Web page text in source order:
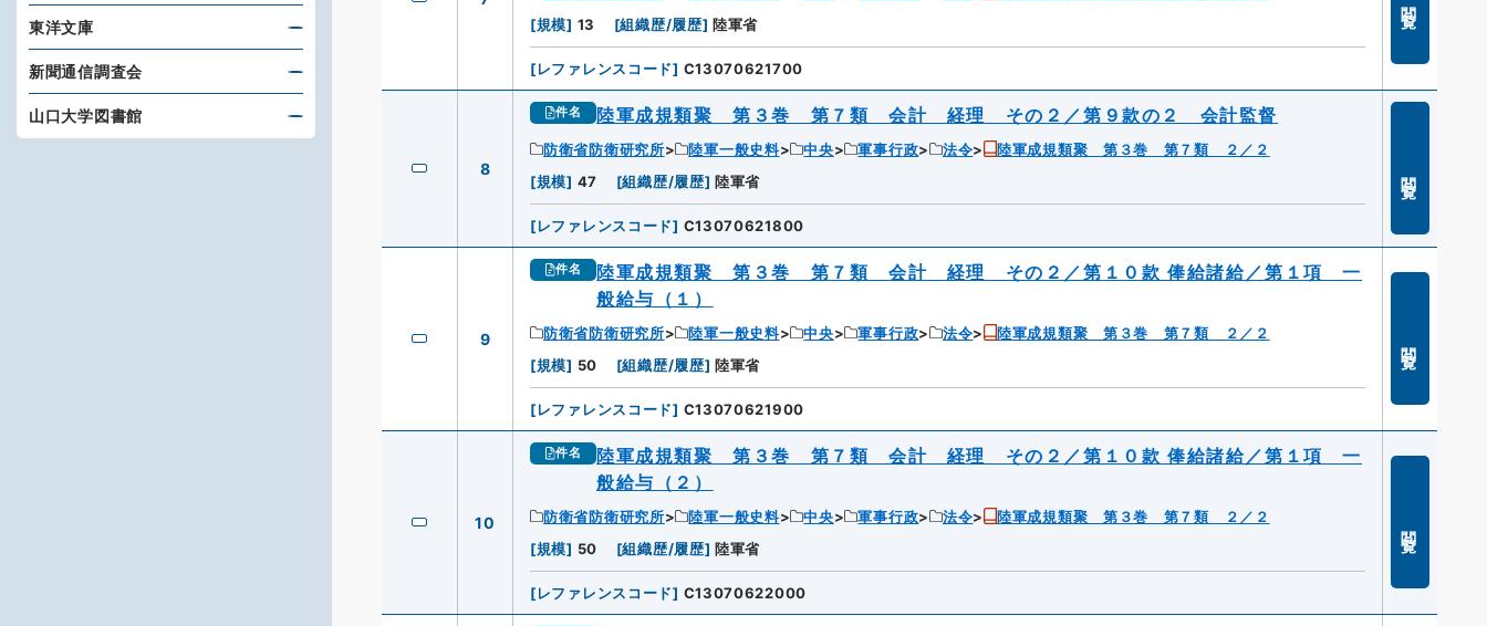
[規模] 13 [組織歴/履歴] 陸軍省
[レファレンスコード] C13070621700
8
件名 陸軍成規類聚 第３巻 第７類 会計 経理 その２／第９款の２ 会計監督
防衛省防衛研究所 陸軍一般史料 中央 軍事行政 法令
陸軍成規類聚 第３巻 第７類 ２／２
[規模] 47 [組織歴/履歴] 陸軍省
[レファレンスコード] C13070621800
9
件名
陸軍成規類聚 第３巻 第７類 会計 経理 その２／第１０款 俸給諸給／第１項 一
般給与（１）
防衛省防衛研究所 陸軍一般史料 中央 軍事行政 法令
陸軍成規類聚 第３巻 第７類 ２／２
[規模] 50 [組織歴/履歴] 陸軍省
[レファレンスコード] C13070621900
10
件名
陸軍成規類聚 第３巻 第７類 会計 経理 その２／第１０款 俸給諸給／第１項 一
般給与（２）
防衛省防衛研究所 陸軍一般史料 中央 軍事行政 法令
陸軍成規類聚 第３巻 第７類 ２／２
[規模] 50 [組織歴/履歴] 陸軍省
[レファレンスコード] C13070622000
東洋文庫
新聞通信調査会
山口大学図書館